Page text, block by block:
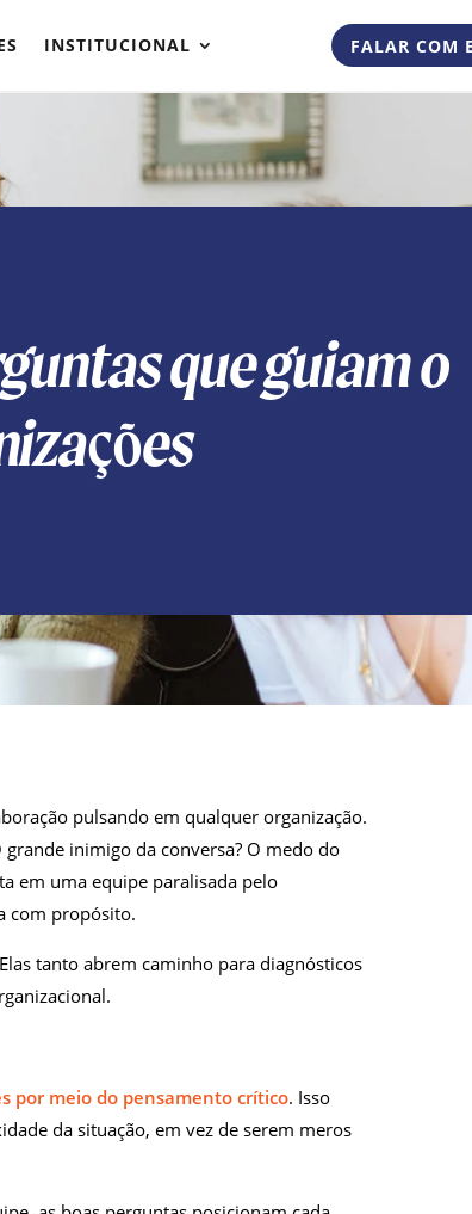
INSTITUCIONAL FALAR COM
que guiam o
pulsando em qualquer organização.
inimigo da conversa? O medo do
em uma equipe paralisada pelo
com propósito.
tanto abrem caminho para diagnósticos
por meio do pensamento crítico. Isso
da situação, em vez de serem meros